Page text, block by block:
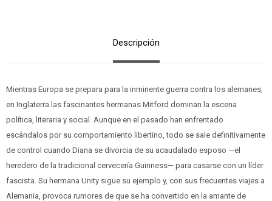
Descripción
Mientras Europa se prepara para la inminente guerra contra los alemanes,
en Inglaterra las fascinantes hermanas Mitford dominan la escena
política, literaria y social. Aunque en el pasado han enfrentado
escándalos por su comportamiento libertino, todo se sale definitivamente
de control cuando Diana se divorcia de su acaudalado esposo —el
heredero de la tradicional cervecería Guinness— para casarse con un líder
fascista. Su hermana Unity sigue su ejemplo y, con sus frecuentes viajes a
Alemania, provoca rumores de que se ha convertido en la amante de